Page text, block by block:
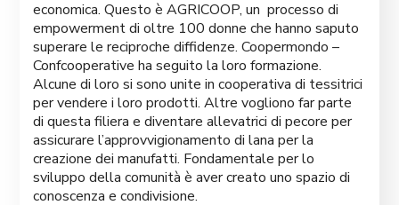
economica. Questo è AGRICOOP, un processo di
empowerment di oltre 100 donne che hanno saputo
superare le reciproche diffidenze. Coopermondo –
Confcooperative ha seguito la loro formazione.
Alcune di loro si sono unite in cooperativa di tessitrici
per vendere i loro prodotti. Altre vogliono far parte
di questa filiera e diventare allevatrici di pecore per
assicurare l’approvvigionamento di lana per la
creazione dei manufatti. Fondamentale per lo
sviluppo della comunità è aver creato uno spazio di
conoscenza e condivisione.